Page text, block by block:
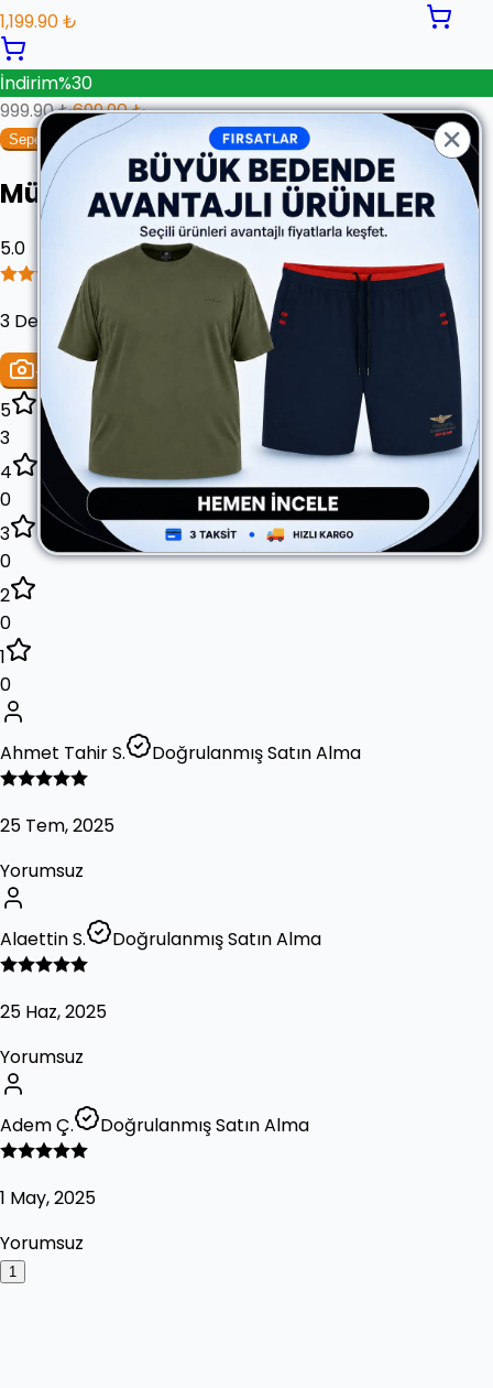
1,199.90 ₺
İndirim%30
999.90 ₺699.90 ₺
Sepete Ekle
Müşteri Yorumları
5.0
3 Değerlendirme
Yorum Yap
5
3
4
0
3
0
2
0
1
0
Ahmet Tahir S. Doğrulanmış Satın Alma
25 Tem, 2025
Yorumsuz
Alaettin S. Doğrulanmış Satın Alma
25 Haz, 2025
Yorumsuz
Adem Ç. Doğrulanmış Satın Alma
1 May, 2025
Yorumsuz
1